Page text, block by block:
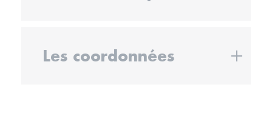
Les coordonnées